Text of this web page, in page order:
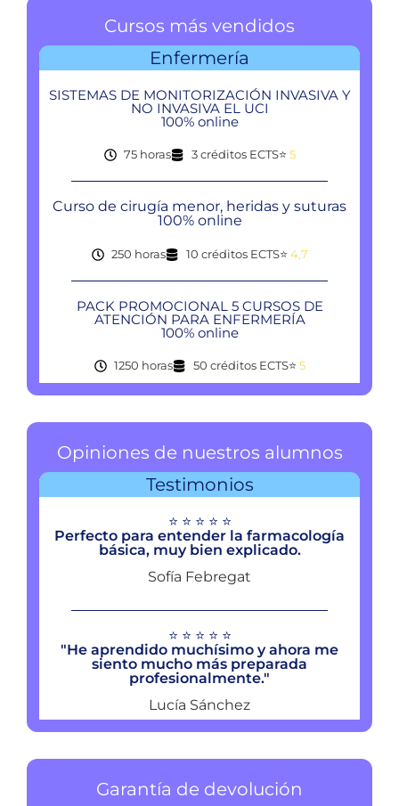
Cursos más vendidos
Enfermería
SISTEMAS DE MONITORIZACIÓN INVASIVA Y
NO INVASIVA EL UCI
100% online
75 horas 3 créditos ECTS⭐ 5
Curso de cirugía menor, heridas y suturas
100% online
250 horas 10 créditos ECTS⭐ 4,7
PACK PROMOCIONAL 5 CURSOS DE
ATENCIÓN PARA ENFERMERÍA
100% online
1250 horas 50 créditos ECTS⭐ 5
Opiniones de nuestros alumnos
Testimonios
⭐ ⭐ ⭐ ⭐ ⭐
Perfecto para entender la farmacología
básica, muy bien explicado.
Sofía Febregat
⭐ ⭐ ⭐ ⭐ ⭐
"He aprendido muchísimo y ahora me
siento mucho más preparada
profesionalmente."
Lucía Sánchez
Garantía de devolución